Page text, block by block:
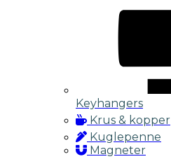
Keyhangers
Krus & kopper
Kuglepenne
Magneter